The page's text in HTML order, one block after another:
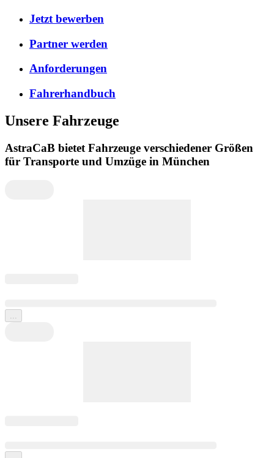
Jetzt bewerben
Partner werden
Anforderungen
Fahrerhandbuch
Unsere Fahrzeuge
AstraCaB bietet Fahrzeuge verschiedener Größen
für Transporte und Umzüge in München